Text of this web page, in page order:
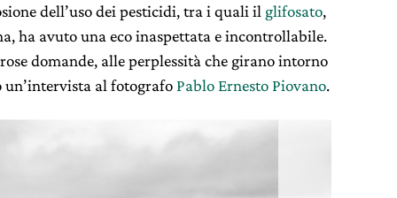
dell’uso dei pesticidi, tra i quali il glifosato,
ha avuto una eco inaspettata e incontrollabile.
domande, alle perplessità che girano intorno
un’intervista al fotografo Pablo Ernesto Piovano.